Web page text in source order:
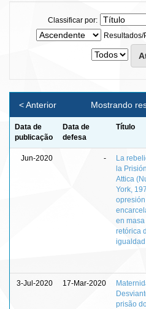
Classificar por:
Resultados/
Mostrando
< Anterior
Data de
publicação
Data de
defesa
Título
Jun-2020 -
La
la
Attica
York,
opresión
en masa
retórica
igualdad
3-Jul-2020 17-Mar-2020
prisão